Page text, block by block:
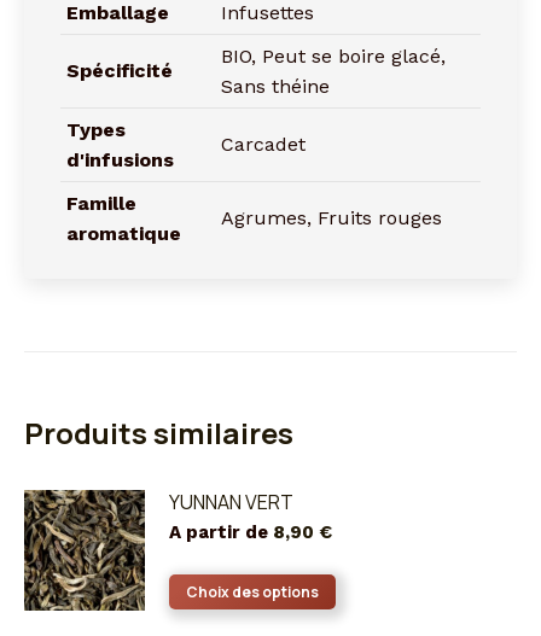
Emballage Infusettes
Spécificité
BIO, Peut se boire glacé,
Sans théine
Types
d'infusions
Carcadet
Famille
aromatique
Agrumes, Fruits rouges
Produits similaires
YUNNAN VERT
A partir de 8,90 €
Choix des options
produit